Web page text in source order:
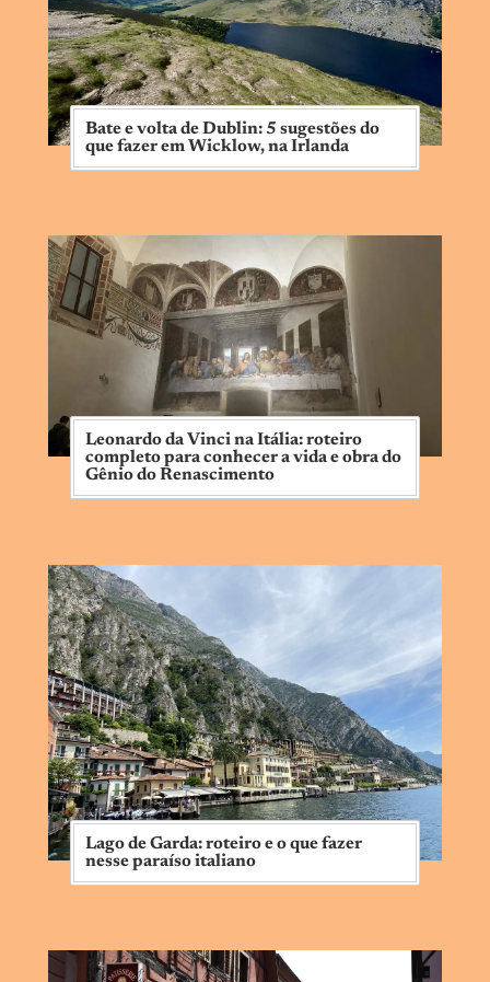
Bate e volta de Dublin: 5 sugestões do
que fazer em Wicklow, na Irlanda
Leonardo da Vinci na Itália: roteiro
completo para conhecer a vida e obra do
Gênio do Renascimento
Lago de Garda: roteiro e o que fazer
nesse paraíso italiano